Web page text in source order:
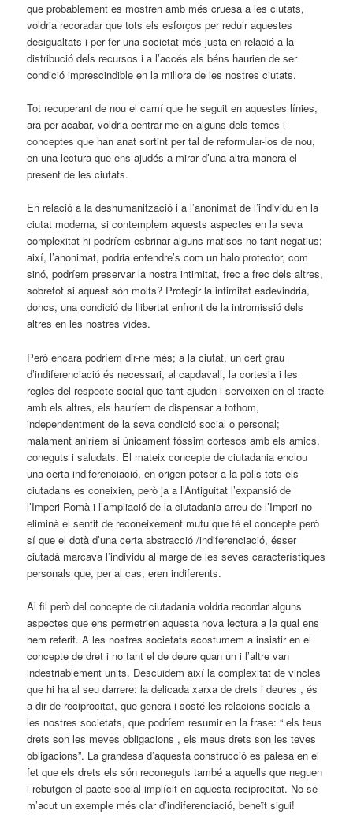
que probablement es mostren amb més cruesa a les ciutats,
voldria recoradar que tots els esforços per reduir aquestes
desigualtats i per fer una societat més justa en relació a la
distribució dels recursos i a l’accés als béns haurien de ser
condició imprescindible en la millora de les nostres ciutats.
Tot recuperant de nou el camí que he seguit en aquestes línies,
ara per acabar, voldria centrar-me en alguns dels temes i
conceptes que han anat sortint per tal de reformular-los de nou,
en una lectura que ens ajudés a mirar d’una altra manera el
present de les ciutats.
En relació a la deshumanització i a l’anonimat de l’individu en la
ciutat moderna, si contemplem aquests aspectes en la seva
complexitat hi podríem esbrinar alguns matisos no tant negatius;
així, l’anonimat, podria entendre’s com un halo protector, com
sinó, podríem preservar la nostra intimitat, frec a frec dels altres,
sobretot si aquest són molts? Protegir la intimitat esdevindria,
doncs, una condició de llibertat enfront de la intromissió dels
altres en les nostres vides.
Però encara podríem dir-ne més; a la ciutat, un cert grau
d’indiferenciació és necessari, al capdavall, la cortesia i les
regles del respecte social que tant ajuden i serveixen en el tracte
amb els altres, els hauríem de dispensar a tothom,
independentment de la seva condició social o personal;
malament aniríem si únicament fóssim cortesos amb els amics,
coneguts i saludats. El mateix concepte de ciutadania enclou
una certa indiferenciació, en origen potser a la polis tots els
ciutadans es coneixien, però ja a l’Antiguitat l’expansió de
l’Imperi Romà i l’ampliació de la ciutadania arreu de l’Imperi no
eliminà el sentit de reconeixement mutu que té el concepte però
sí que el dotà d’una certa abstracció /indiferenciació, ésser
ciutadà marcava l’individu al marge de les seves característiques
personals que, per al cas, eren indiferents.
Al fil però del concepte de ciutadania voldria recordar alguns
aspectes que ens permetrien aquesta nova lectura a la qual ens
hem referit. A les nostres societats acostumem a insistir en el
concepte de dret i no tant el de deure quan un i l’altre van
indestriablement units. Descuidem així la complexitat de vincles
que hi ha al seu darrere: la delicada xarxa de drets i deures , és
a dir de reciprocitat, que genera i sosté les relacions socials a
les nostres societats, que podríem resumir en la frase: “ els teus
drets son les meves obligacions , els meus drets son les teves
obligacions”. La grandesa d’aquesta construcció es palesa en el
fet que els drets els són reconeguts també a aquells que neguen
i rebutgen el pacte social implícit en aquesta reciprocitat. No se
m’acut un exemple més clar d’indiferenciació, beneït sigui!